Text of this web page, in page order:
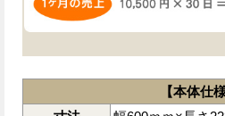
【本体仕様